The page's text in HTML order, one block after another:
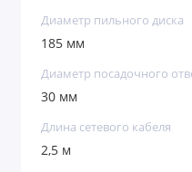
Диаметр пильного диска
185 мм
Диаметр посадочного
30 мм
Длина сетевого кабеля
2,5 м